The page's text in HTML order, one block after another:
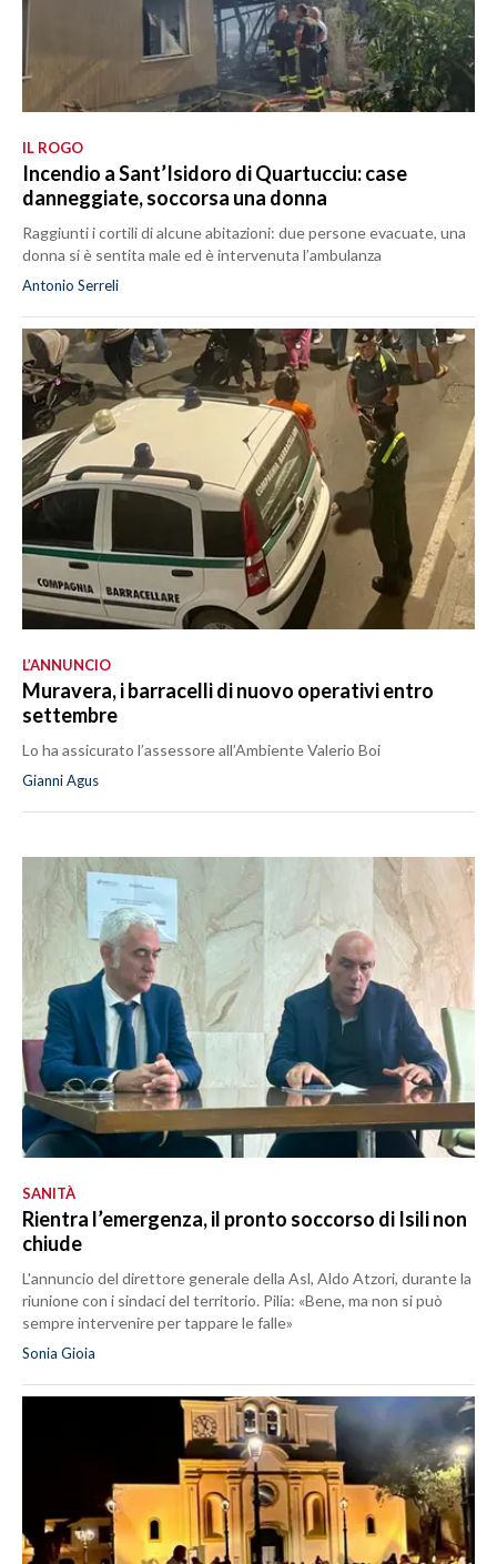
IL ROGO
Incendio a Sant’Isidoro di Quartucciu: case
danneggiate, soccorsa una donna
Raggiunti i cortili di alcune abitazioni: due persone evacuate, una
donna si è sentita male ed è intervenuta l’ambulanza
Antonio Serreli
L’ANNUNCIO
Muravera, i barracelli di nuovo operativi entro
settembre
Lo ha assicurato l’assessore all’Ambiente Valerio Boi
Gianni Agus
SANITÀ
Rientra l’emergenza, il pronto soccorso di Isili non
chiude
L'annuncio del direttore generale della Asl, Aldo Atzori, durante la
riunione con i sindaci del territorio. Pilia: «Bene, ma non si può
sempre intervenire per tappare le falle»
Sonia Gioia